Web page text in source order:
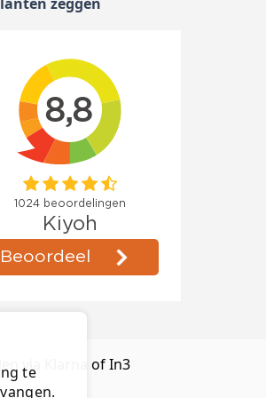
via Klarna of In3
te